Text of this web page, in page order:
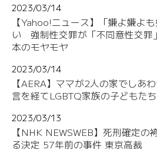
2023/03/14
【Yahoo!ニュース】「嫌よ嫌よ
い 強制性交罪が「不同意性交
本のモヤモヤ
2023/03/14
【AERA】ママが2人の家でしあ
言を経てLGBTQ家族の子どもた
2023/03/13
【NHK NEWSWEB】死刑確定の
る決定 57年前の事件 東京高裁